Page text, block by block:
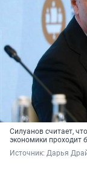
Силуанов считает,
экономики проходит
Источник: Дарья